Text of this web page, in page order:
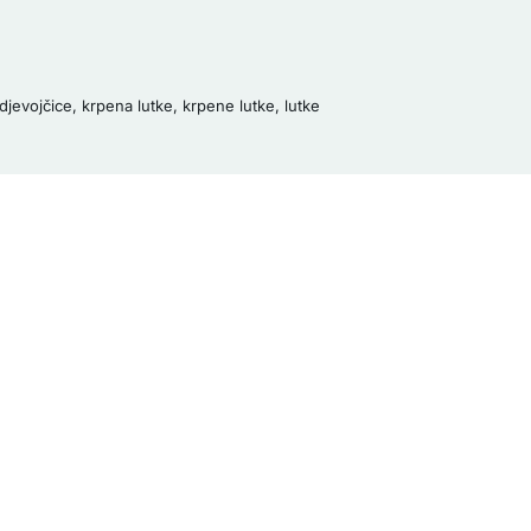
, krpena lutke, krpene lutke, lutke